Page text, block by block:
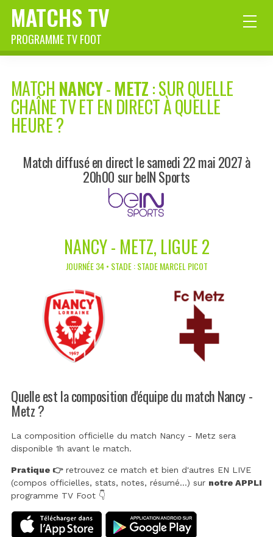
MATCHS TV
PROGRAMME TV FOOT
MATCH NANCY-METZ: SUR QUELLE
CHAÎNE TV ET EN DIRECT À QUELLE
HEURE ?
Match diffusé en direct le samedi 22 mai 2027 à
20h00 sur beIN Sports
NANCY - METZ, LIGUE 2
JOURNÉE 34 • STADE : STADE MARCEL PICOT
Quelle est la composition d'équipe du match Nancy -
Metz ?
La composition officielle du match Nancy - Metz sera
disponible 1h avant le match.
Pratique 👉retrouvez ce match et bien d'autres EN LIVE
(compos officielles, stats, notes, résumé...) sur notre APPLI
programme TV Foot 👇